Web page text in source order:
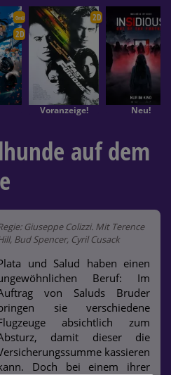
OmU
2D
2D
Voranzeige! Neu!
auf dem
Giuseppe Colizzi. Mit Terence
Bud Spencer, Cyril Cusack
und Salud haben einen
Beruf: Im
von Saluds Bruder
sie verschiedene
absichtlich zum
damit dieser die
kassieren
Doch bei einem ihrer